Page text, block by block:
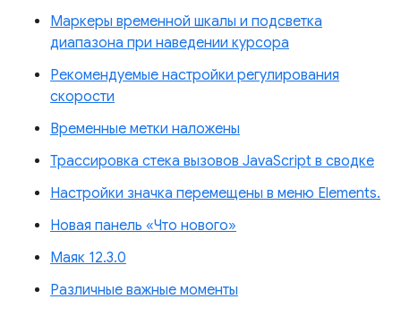
Маркеры временной шкалы и подсветка
диапазона при наведении курсора
Рекомендуемые настройки регулирования
скорости
Временные метки наложены
Трассировка стека вызовов JavaScript в сводке
Настройки значка перемещены в меню Elements.
Новая панель «Что нового»
Маяк 12.3.0
Различные важные моменты